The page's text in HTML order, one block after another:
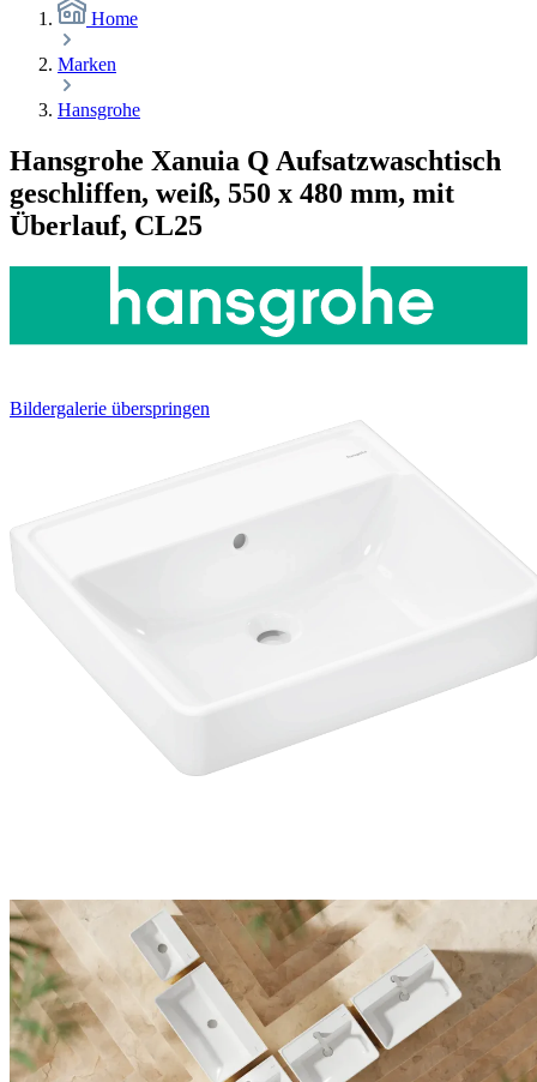
Home
Marken
Hansgrohe
Hansgrohe Xanuia Q Aufsatzwaschtisch
geschliffen, weiß, 550 x 480 mm, mit
Überlauf, CL25
Bildergalerie überspringen